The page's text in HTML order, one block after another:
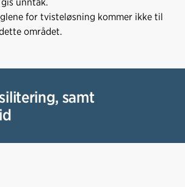
for tvisteløsning kommer ikke til
området.
samt